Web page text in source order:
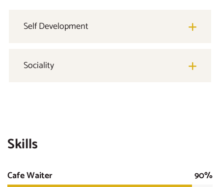
Self Development
Sociality
Skills
Cafe Waiter 90%